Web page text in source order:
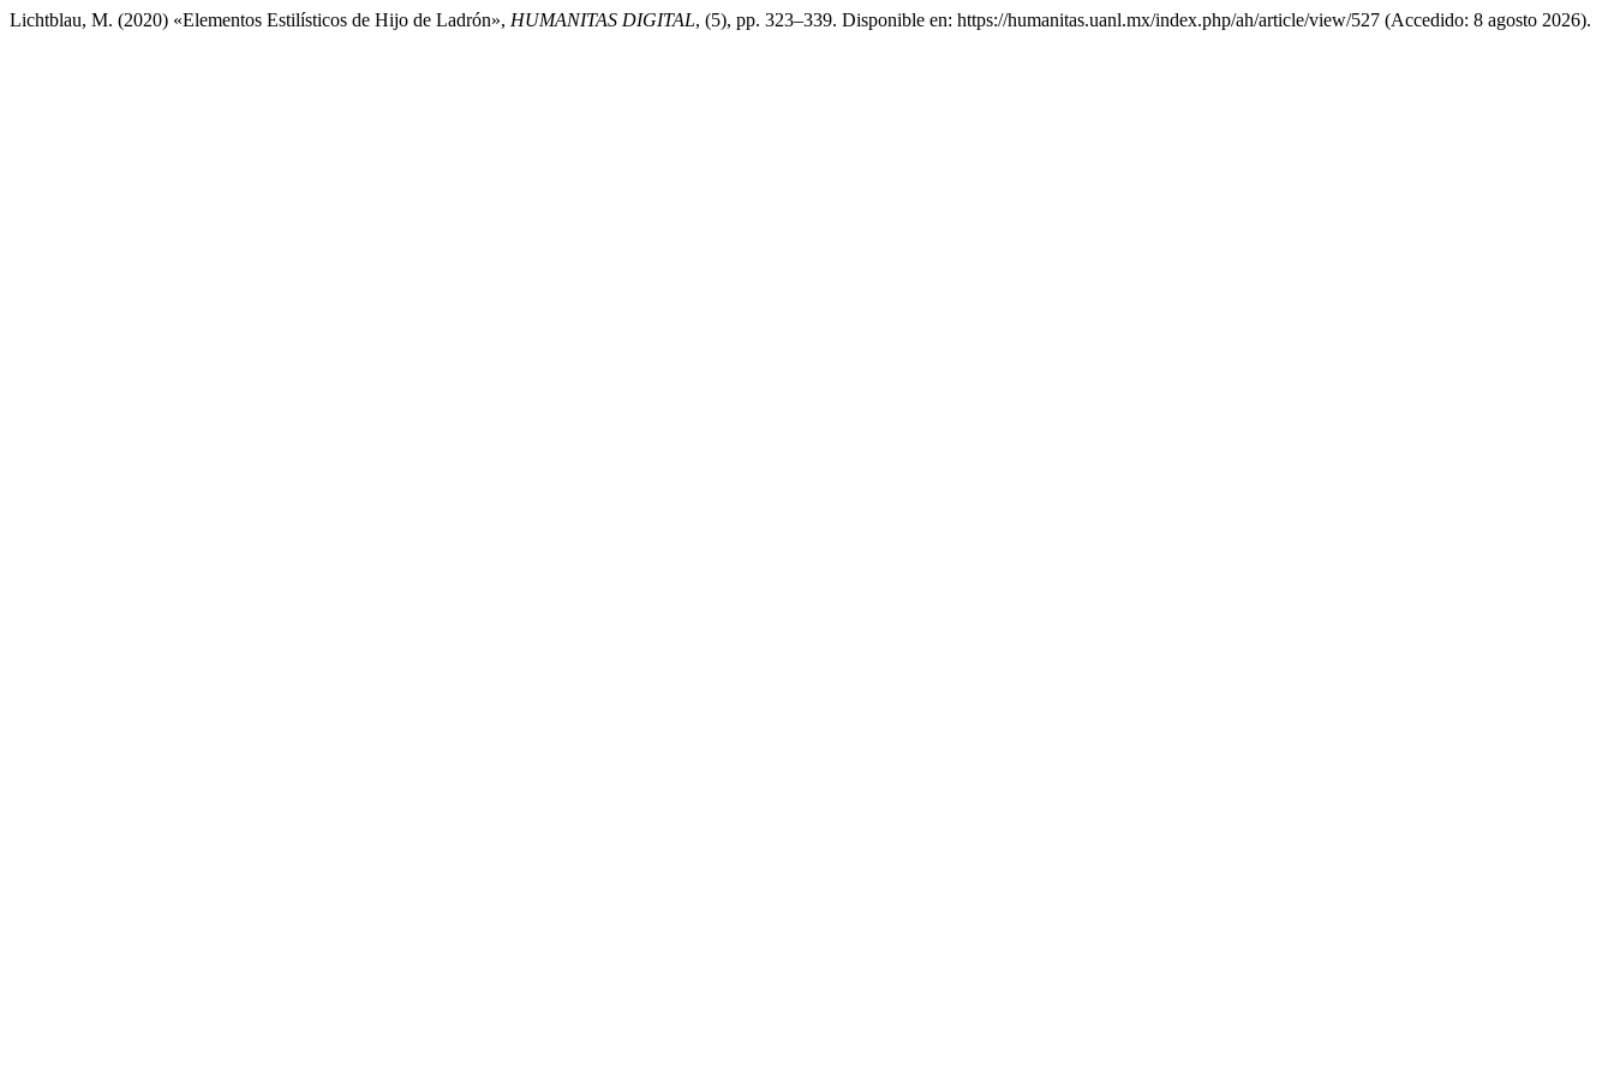
Lichtblau, M. (2020) «Elementos Estilísticos de Hijo de Ladrón», HUMANITAS DIGITAL, (5), pp. 323–339. Disponible en: https://humanitas.uanl.mx/index.php/ah/article/view/527 (Accedido: 8 agosto 2026).